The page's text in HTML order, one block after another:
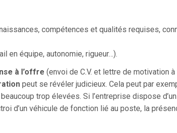
compétences et qualités requises,
en équipe, autonomie, rigueur…).
à l’offre (envoi de C.V. et lettre de motivation
peut se révéler judicieux. Cela peut par
trop élevées. Si l’entreprise dispose
d’un véhicule de fonction lié au poste, la